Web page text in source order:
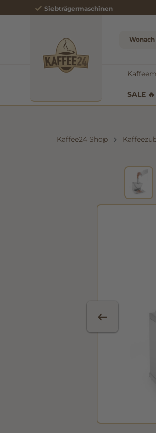
springen Zur Hauptnavigation
Siebträgermaschinen
SALE 🔥
Kaffee24 Shop